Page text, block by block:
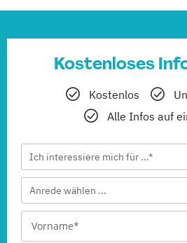
Kostenloses
Kostenlos
Alle Infos auf
Ich interessiere mich für ...*
Anrede wählen ...